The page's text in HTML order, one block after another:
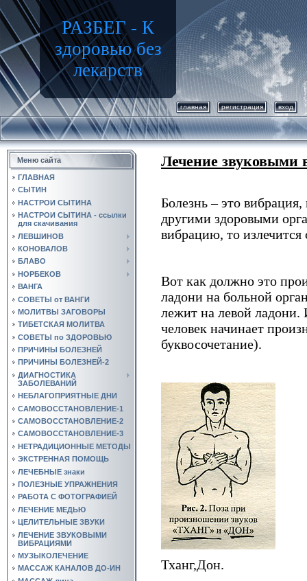
РАЗБЕГ - К
здоровью без
лекарств
главная регистрация вход
Меню сайта
ГЛАВНАЯ
СЫТИН
НАСТРОИ СЫТИНА
НАСТРОИ СЫТИНА - ссылки
для скачивания
ЛЕВШИНОВ
КОНОВАЛОВ
БЛАВО
НОРБЕКОВ
ВАНГА
СОВЕТЫ от ВАНГИ
МОЛИТВЫ ЗАГОВОРЫ
ТИБЕТСКАЯ МОЛИТВА
СОВЕТЫ по ЗДОРОВЬЮ
ПРИЧИНЫ БОЛЕЗНЕЙ
ПРИЧИНЫ БОЛЕЗНЕЙ-2
ДИАГНОСТИКА
ЗАБОЛЕВАНИЙ
НЕБЛАГОПРИЯТНЫЕ ДНИ
САМОВОССТАНОВЛЕНИЕ-1
САМОВОССТАНОВЛЕНИЕ-2
САМОВОССТАНОВЛЕНИЕ-3
НЕТРАДИЦИОННЫЕ МЕТОДЫ
ЭКСТРЕННАЯ ПОМОЩЬ
ЛЕЧЕБНЫЕ знаки
ПОЛЕЗНЫЕ УПРАЖНЕНИЯ
РАБОТА С ФОТОГРАФИЕЙ
ЛЕЧЕНИЕ МЕДЬЮ
ЦЕЛИТЕЛЬНЫЕ ЗВУКИ
ЛЕЧЕНИЕ ЗВУКОВЫМИ
ВИБРАЦИЯМИ
МУЗЫКОЛЕЧЕНИЕ
МАССАЖ КАНАЛОВ ДО-ИН
Лечение звуковыми
Болезнь – это
другими здоровыми
вибрацию, то излечится
Вот как должно это
ладони на больной
лежит на левой
человек начинает
буквосочетание).
Тханг,Дон.